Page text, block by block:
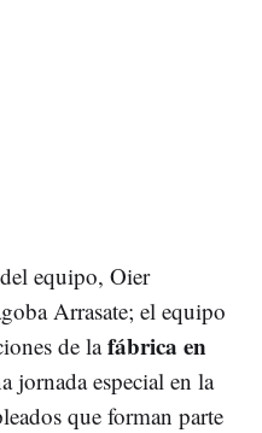
equipo, Oier
Arrasate; el equipo
de lafábrica en
jornada especial en la
que forman parte